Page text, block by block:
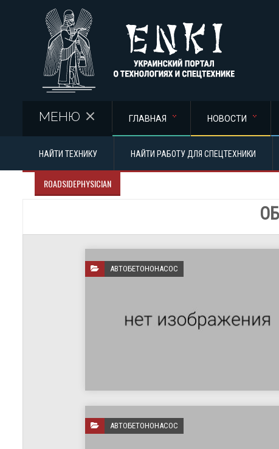
МЕНЮ ГЛАВНАЯ НОВОСТИ
НАЙТИ ТЕХНИКУ НАЙТИ РАБОТУ ДЛЯ СПЕЦТЕХНИКИ
ROADSIDEPHYSICIAN
АВТОБЕТОНОНАСОС
АВТОБЕТОНОНАСОС